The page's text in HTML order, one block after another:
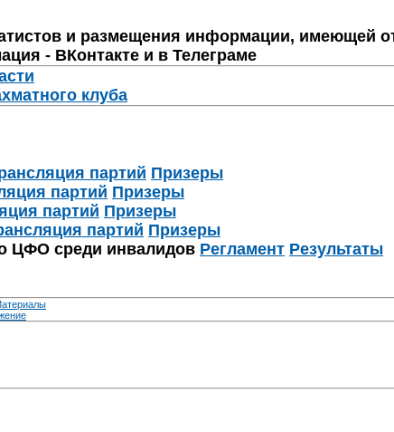
и размещения информации, имеющей
- ВКонтакте и в Телеграме
клуба
партий Призеры
партий Призеры
партий Призеры
партий Призеры
ЦФО среди инвалидов Регламент Результаты